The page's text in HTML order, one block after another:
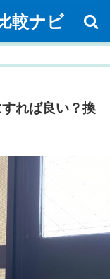
較ナビ
れば良い？換